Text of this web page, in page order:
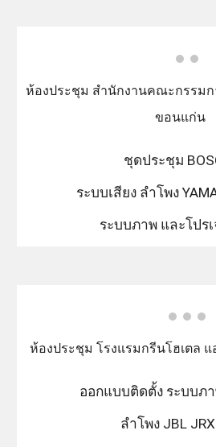
ห้องประชุม สำนักงานคณะกรรมก
ขอนแก่น
ชุดประชุม
ระบบเสียง ลำโพง
ระบบภาพ และโปร
ห้องประชุม โรงแรมกรีนโฮเตล
ออกแบบติดตั้ง ระบบภ
ลำโพง JBL